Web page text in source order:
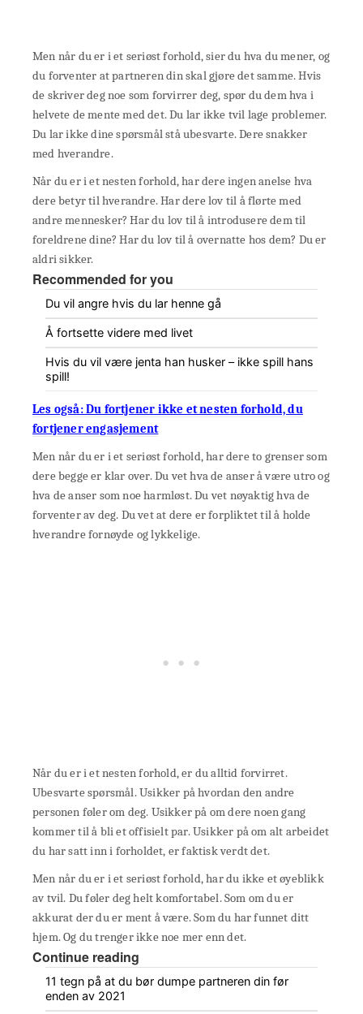
Men når du er i et seriøst forhold, sier du hva du mener, og
du forventer at partneren din skal gjøre det samme. Hvis
de skriver deg noe som forvirrer deg, spør du dem hva i
helvete de mente med det. Du lar ikke tvil lage problemer.
Du lar ikke dine spørsmål stå ubesvarte. Dere snakker
med hverandre.
Når du er i et nesten forhold, har dere ingen anelse hva
dere betyr til hverandre. Har dere lov til å flørte med
andre mennesker? Har du lov til å introdusere dem til
foreldrene dine? Har du lov til å overnatte hos dem? Du er
aldri sikker.
Recommended for you
Du vil angre hvis du lar henne gå
Å fortsette videre med livet
Hvis du vil være jenta han husker – ikke spill hans
spill!
Les også: Du fortjener ikke et nesten forhold, du
fortjener engasjement
Men når du er i et seriøst forhold, har dere to grenser som
dere begge er klar over. Du vet hva de anser å være utro og
hva de anser som noe harmløst. Du vet nøyaktig hva de
forventer av deg. Du vet at dere er forpliktet til å holde
hverandre fornøyde og lykkelige.
Når du er i et nesten forhold, er du alltid forvirret.
Ubesvarte spørsmål. Usikker på hvordan den andre
personen føler om deg. Usikker på om dere noen gang
kommer til å bli et offisielt par. Usikker på om alt arbeidet
du har satt inn i forholdet, er faktisk verdt det.
Men når du er i et seriøst forhold, har du ikke et øyeblikk
av tvil. Du føler deg helt komfortabel. Som om du er
akkurat der du er ment å være. Som du har funnet ditt
hjem. Og du trenger ikke noe mer enn det.
Continue reading
11 tegn på at du bør dumpe partneren din før
enden av 2021